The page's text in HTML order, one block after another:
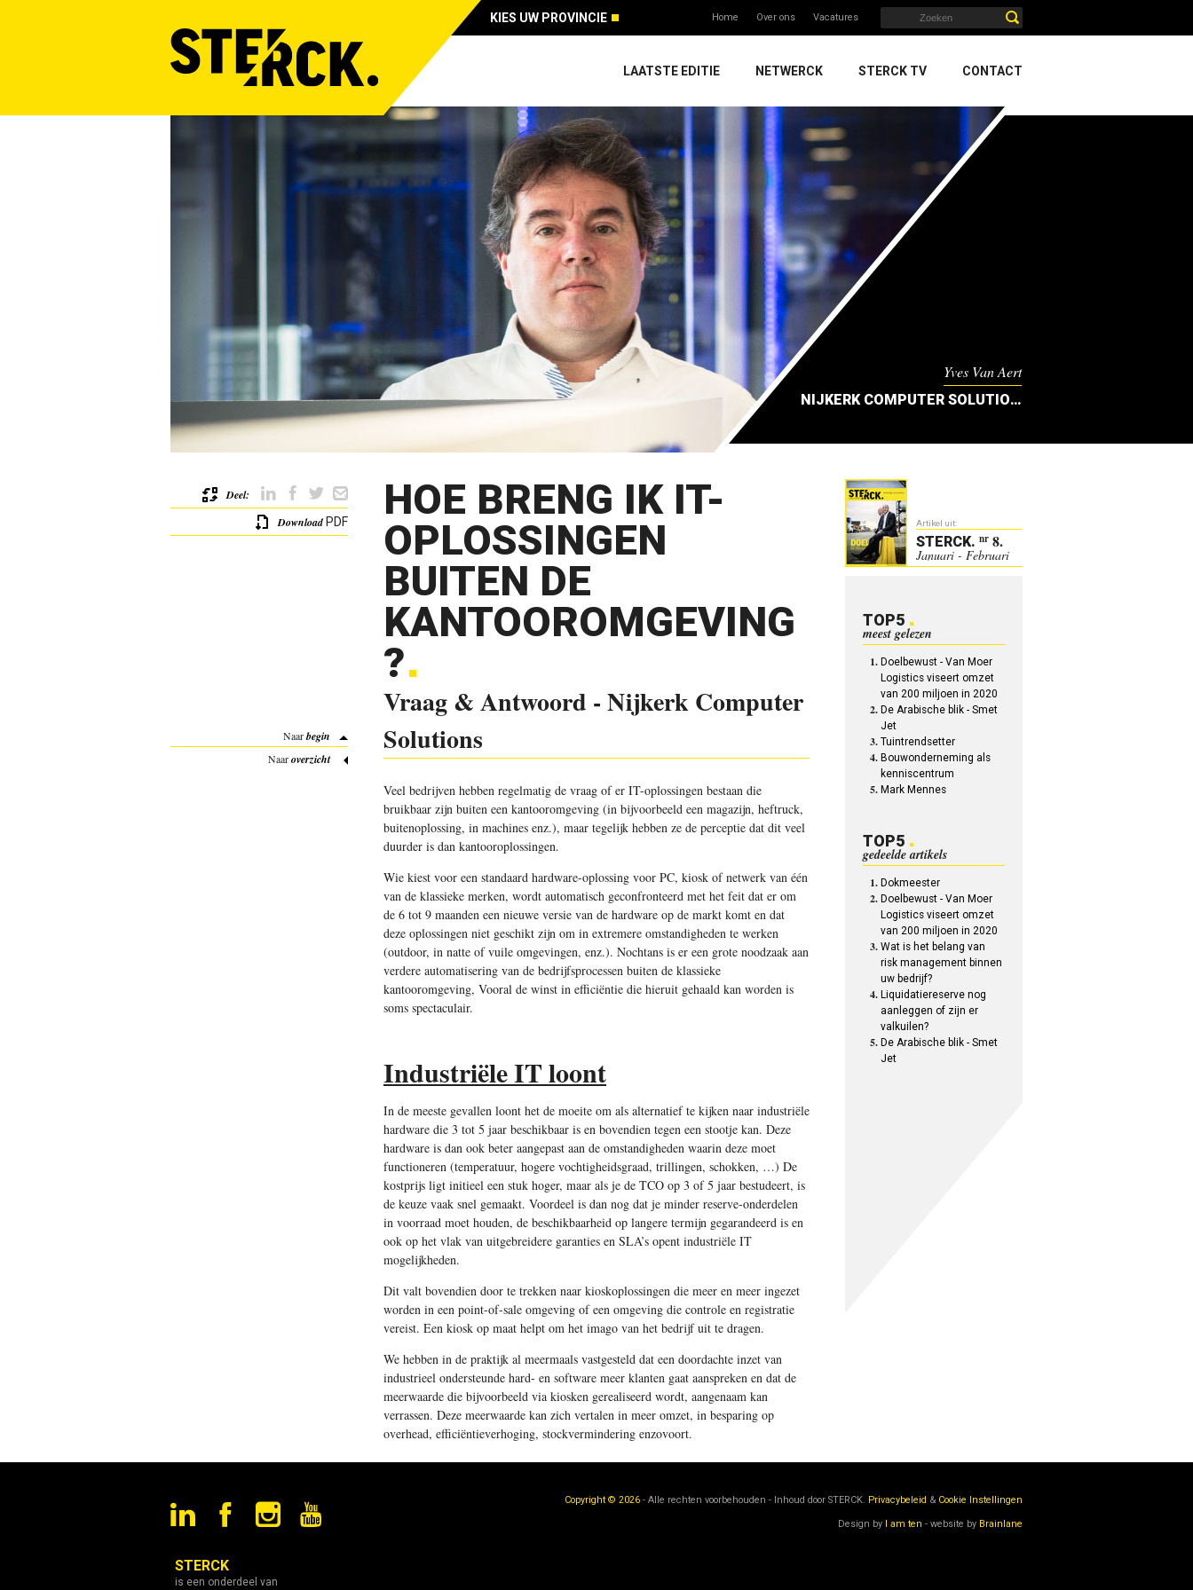
KIES UW PROVINCIE Home Over ons Vacatures
LAATSTE EDITIE NETWERCK STERCK TV CONTACT
Yves Van Aert
NIJKERK COMPUTER SOLUTIONS
HOE BRENG IK IT-
OPLOSSINGEN
BUITEN DE
KANTOOROMGEVING
?
Vraag & Antwoord - Nijkerk Computer
Solutions
Veel bedrijven hebben regelmatig de vraag of er IT-oplossingen bestaan die
bruikbaar zijn buiten een kantoor­omgeving (in bijvoorbeeld een magazijn, heftruck,
buitenoplossing, in machines enz.), maar tegelijk hebben ze de perceptie dat dit veel
duurder is dan kantooroplossingen.
Wie kiest voor een standaard hardware-oplossing voor PC, kiosk of netwerk van één
van de klassieke merken, wordt automatisch geconfronteerd met het feit dat er om
de 6 tot 9 maanden een nieuwe versie van de hardware op de markt komt en dat
deze oplossingen niet geschikt zijn om in extremere omstandigheden te werken
(outdoor, in natte of vuile omgevingen, enz.). Nochtans is er een grote noodzaak aan
verdere automatisering van de bedrijfsprocessen buiten de klassieke
kantooromgeving, Vooral de winst in efficiëntie die hieruit gehaald kan worden is
soms spectaculair.
Industriële IT loont
In de meeste gevallen loont het de moeite om als alternatief te kijken naar industriële
hardware die 3 tot 5 jaar beschikbaar is en bovendien tegen een stootje kan. Deze
hardware is dan ook beter aangepast aan de omstandigheden waarin deze moet
functioneren (temperatuur, hogere vochtigheidsgraad, trillingen, schokken, …) De
kostprijs ligt initieel een stuk hoger, maar als je de TCO op 3 of 5 jaar bestudeert, is
de keuze vaak snel gemaakt. Voordeel is dan nog dat je minder reserve-onderdelen
in voorraad moet houden, de beschikbaarheid op langere termijn gegarandeerd is en
ook op het vlak van uitgebreidere garanties en SLA’s opent industriële IT
mogelijkheden.
Dit valt bovendien door te trekken naar kioskoplossingen die meer en meer ingezet
worden in een point-of-sale omgeving of een omgeving die controle en registratie
vereist. Een kiosk op maat helpt om het imago van het bedrijf uit te dragen.
We hebben in de praktijk al meermaals vastgesteld dat een doordachte inzet van
industrieel ondersteunde hard- en software meer klanten gaat aanspreken en dat de
meerwaarde die bijvoorbeeld via kiosken gerealiseerd wordt, aangenaam kan
verrassen. Deze meerwaarde kan zich vertalen in meer omzet, in besparing op
overhead, efficiëntie­verhoging, stockvermindering enzovoort.
Deel:
DownloadPDF
Naarbegin
Naaroverzicht
Artikel uit:
STERCK. nr 8.
Januari - Februari
TOP5
meest gelezen
Doelbewust - Van Moer
Logistics viseert omzet
van 200 miljoen in 2020
De Arabische blik - Smet
Jet
Tuintrendsetter
Bouwonderneming als
kenniscentrum
Mark Mennes
TOP5
gedeelde artikels
Dokmeester
Doelbewust - Van Moer
Logistics viseert omzet
van 200 miljoen in 2020
Wat is het belang van
risk management binnen
uw bedrijf?
Liquidatiereserve nog
aanleggen of zijn er
valkuilen?
De Arabische blik - Smet
Jet
Copyright © 2026- Alle rechten voorbehouden - Inhoud door STERCK. Privacybeleid & Cookie Instellingen
Design by I am ten - website by Brainlane
STERCK
is een onderdeel van